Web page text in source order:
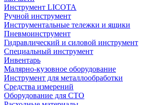
Инструмент LICOTA
Ручной инструмент
Инструментальные тележки и ящики
Пневмоинструмент
Гидравлический и силовой инструмент
Специальный инструмент
Инвентарь
Малярно-кузовное оборудование
Инструмент для металлообработки
Средства измерений
Оборудование для СТО